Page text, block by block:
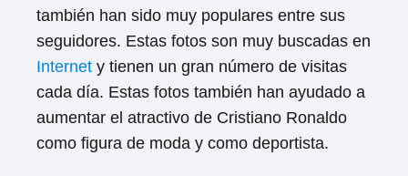
también han sido muy populares entre sus
seguidores. Estas fotos son muy buscadas en
Internet y tienen un gran número de visitas
cada día. Estas fotos también han ayudado a
aumentar el atractivo de Cristiano Ronaldo
como figura de moda y como deportista.